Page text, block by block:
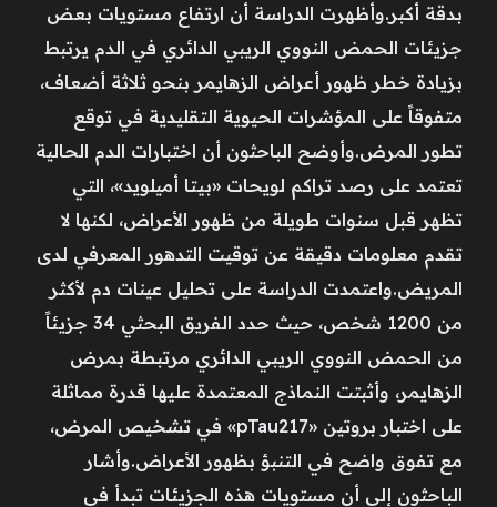
بدقة أكبر.وأظهرت الدراسة أن ارتفاع مستويات بعض
جزيئات الحمض النووي الريبي الدائري في الدم يرتبط
بزيادة خطر ظهور أعراض الزهايمر بنحو ثلاثة أضعاف،
متفوقاً على المؤشرات الحيوية التقليدية في توقع
تطور المرض.وأوضح الباحثون أن اختبارات الدم الحالية
تعتمد على رصد تراكم لويحات «بيتا أميلويد»، التي
تظهر قبل سنوات طويلة من ظهور الأعراض، لكنها لا
تقدم معلومات دقيقة عن توقيت التدهور المعرفي لدى
المريض.واعتمدت الدراسة على تحليل عينات دم لأكثر
من 1200 شخص، حيث حدد الفريق البحثي 34 جزيئاً
من الحمض النووي الريبي الدائري مرتبطة بمرض
الزهايمر، وأثبتت النماذج المعتمدة عليها قدرة مماثلة
على اختبار بروتين «pTau217» في تشخيص المرض،
مع تفوق واضح في التنبؤ بظهور الأعراض.وأشار
الباحثون إلى أن مستويات هذه الجزيئات تبدأ في